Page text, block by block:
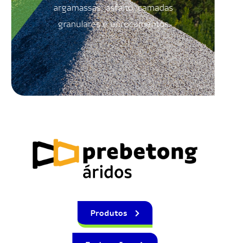
argamassas, asfalto, camadas
granulares e enrocamentos
Produtos